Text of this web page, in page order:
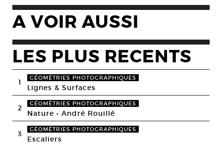
A VOIR AUSSI
LES PLUS RECENTS
1 GÉOMÉTRIES PHOTOGRAPHIQUES
Lignes & Surfaces
2 GÉOMÉTRIES PHOTOGRAPHIQUES
Nature • André Rouillé
3 GÉOMÉTRIES PHOTOGRAPHIQUES
Escaliers